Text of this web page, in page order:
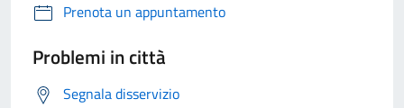
Prenota un appuntamento
Problemi in città
Segnala disservizio